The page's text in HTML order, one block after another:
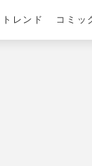
トレンド コミッ